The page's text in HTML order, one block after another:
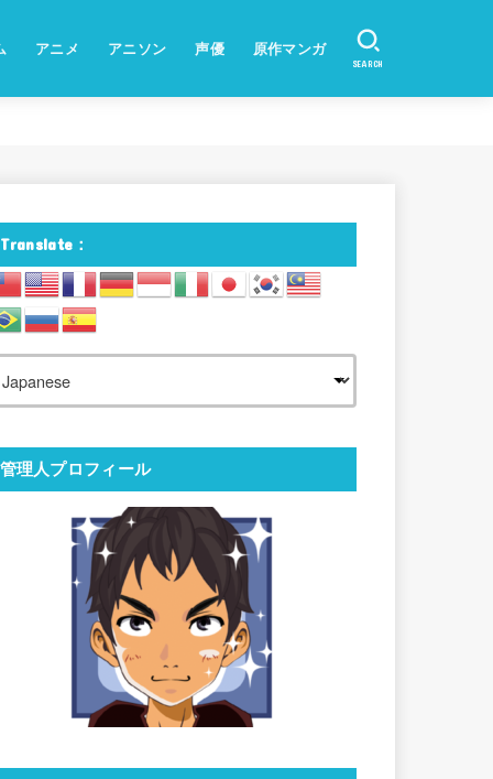
アニメ アニソン 声優 原作マンガ
SEARCH
Translate：
管理人プロフィール